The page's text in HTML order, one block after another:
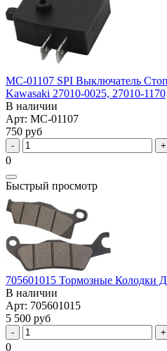
MC-01107 SPI Выключатель
Kawasaki 27010-0025, 27010-1170
В наличии
Арт: MC-01107
750 руб
0
Быстрый просмотр
705601015 Тормозные Колодки
В наличии
Арт: 705601015
5 500 руб
0